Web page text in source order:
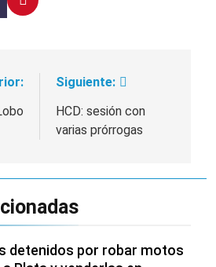
Siguiente:
HCD: sesión con
varias prórrogas
detenidos por robar motos